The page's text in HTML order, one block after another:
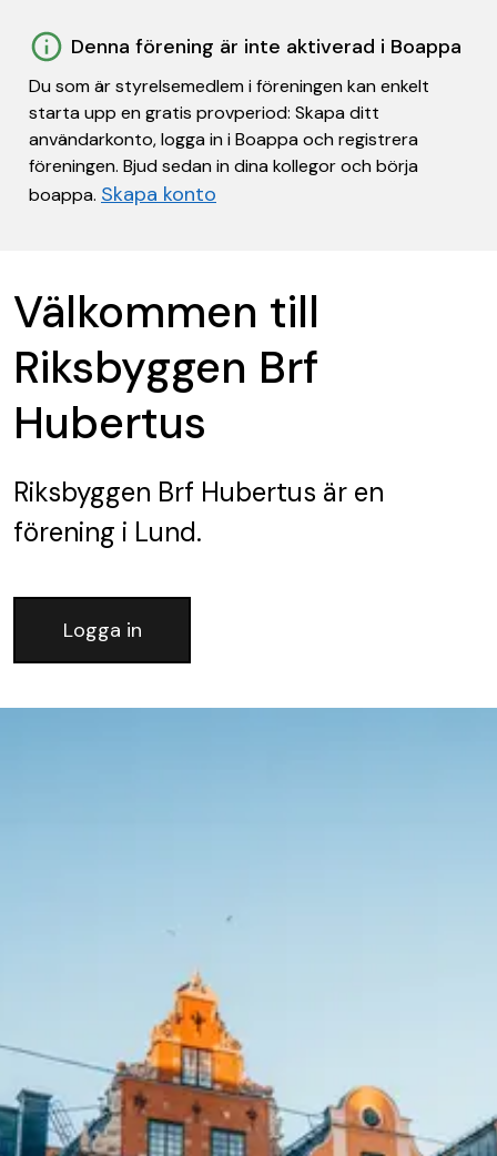
Denna förening är inte aktiverad i Boappa
Du som är styrelsemedlem i föreningen kan enkelt
starta upp en gratis provperiod: Skapa ditt
användarkonto, logga in i Boappa och registrera
föreningen. Bjud sedan in dina kollegor och börja
boappa. Skapa konto
Välkommen till
Riksbyggen Brf
Hubertus
Riksbyggen Brf Hubertus är en
förening i Lund.
Logga in